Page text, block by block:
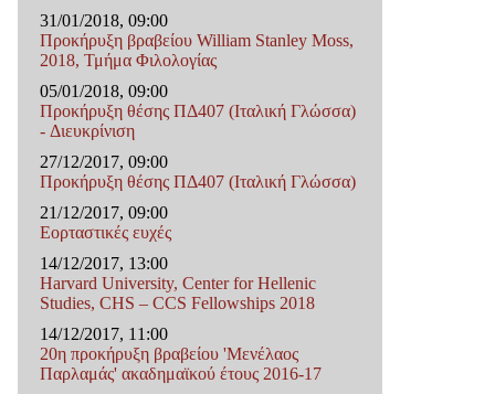
31/01/2018, 09:00
Προκήρυξη βραβείου William Stanley Moss,
2018, Τμήμα Φιλολογίας
05/01/2018, 09:00
Προκήρυξη θέσης ΠΔ407 (Ιταλική Γλώσσα)
- Διευκρίνιση
27/12/2017, 09:00
Προκήρυξη θέσης ΠΔ407 (Ιταλική Γλώσσα)
21/12/2017, 09:00
Εορταστικές ευχές
14/12/2017, 13:00
Harvard University, Center for Hellenic
Studies, CHS – CCS Fellowships 2018
14/12/2017, 11:00
20η προκήρυξη βραβείου 'Μενέλαος
Παρλαμάς' ακαδημαϊκού έτους 2016-17